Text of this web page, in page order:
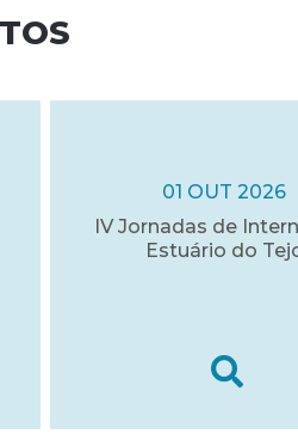
01 OUT 2026
IV Jornadas de
Estuário do